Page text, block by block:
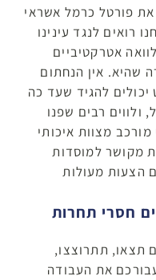
את פורטל כרמל אשראי
רואים לנגד עינינו
אטרקטיביים
שהיא. אין הנחתום
להגיד שעד כה
רבים שפנו
מצוות איכותי
מקושר למוסדות
הצעות מעולות
חסרי תחרות
תצאו, תתרוצצו,
את העבודה